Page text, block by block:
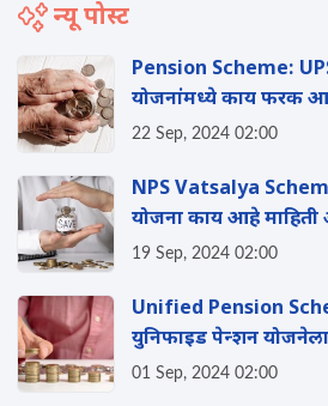
न्यू पोस्ट
Pension Scheme:
योजनांमध्ये काय फरक
कोणती योजना चांगली?
22 Sep, 2024 02:00
NPS Vatsalya
योजना काय आहे
कसा होईल लहान मुलांना
19 Sep, 2024 02:00
Unified Pension
युन‍िफाइड पेन्शन योजनेला
आहे संपूर्ण माहिती
01 Sep, 2024 02:00